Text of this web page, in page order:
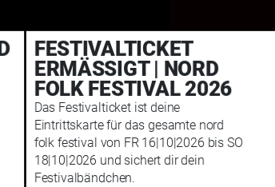
FESTIVALTICKET
ERMÄSSIGT | NORD
FOLK FESTIVAL 2026
Das Festivalticket ist deine
Eintrittskarte für das gesamte nord
folk festival von FR 16|10|2026 bis SO
18|10|2026 und sichert dir dein
Festivalbändchen.